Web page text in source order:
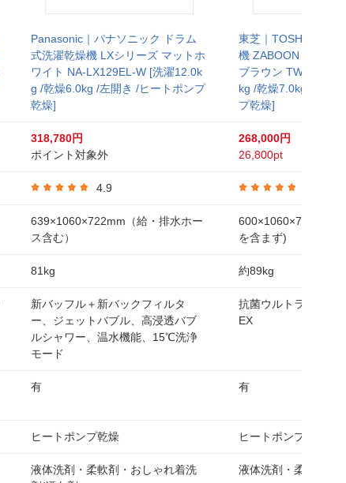
Panasonic｜パナソニック ドラム
式洗濯乾燥機 LXシリーズ マットホ
ワイト NA-LX129EL-W [洗濯12.0k
g /乾燥6.0kg /左開き /ヒートポンプ
乾燥]
318,780円
ポイント対象外
4.9
639×1060×722mm（給・排水ホー
ス含む）
81kg
新バッフル＋新バックフィルタ
ー、ジェットバブル、高浸透バブ
ルシャワー、温水機能、15℃洗浄
モード
有
ヒートポンプ乾燥
液体洗剤・柔軟剤・おしゃれ着洗
東芝｜TOSHIBA ド
機 ZABOON（ザブ
ブラウン TW-
kg /乾燥7.0kg /左開
プ乾燥]
268,000円
26,800pt
600×1060×720mm(
を含まず)
約89kg
抗菌ウルトラファイ
EX
有
ヒートポンプ乾燥
液体洗剤・柔軟剤